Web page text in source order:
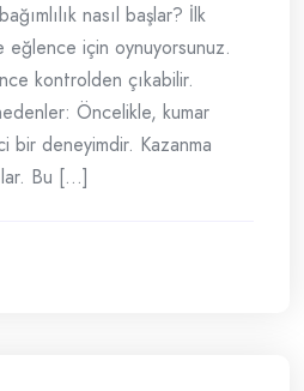
nasıl başlar? İlk
için oynuyorsunuz.
kontrolden çıkabilir.
Öncelikle, kumar
bir deneyimdir. Kazanma
Bu [...]